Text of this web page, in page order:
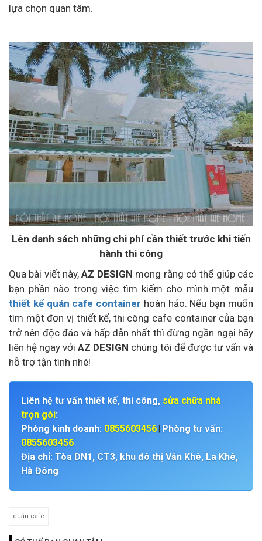
lựa chọn quan tâm.
Lên danh sách những chi phí cần thiết trước khi tiến
hành thi công
Qua bài viết này,AZ DESIGN mong rằng có thể giúp các
bạn phần nào trong việc tìm kiếm cho mình một mẫu
thiết kế quán cafe container hoàn hảo. Nếu bạn muốn
tìm một đơn vị thiết kế, thi công cafe container của bạn
trở nên độc đáo và hấp dẫn nhất thì đừng ngần ngại hãy
liên hệ ngay với AZ DESIGN chúng tôi để được tư vấn và
hỗ trợ tận tình nhé!
Liên hệ tư vấn thiết kế, thi công, sửa chữa nhà
trọn gói:
Phòng kinh doanh: 0855603456 Phòng tư vấn:
0855603456
Địa chỉ: Tòa DN1, CT3, khu đô thị Văn Khê, La Khê,
Hà Đông
quán cafe